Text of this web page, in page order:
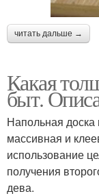
читать дальше →
Какая
быт.
Напольная доска
массивная и
использование
получения
дева.